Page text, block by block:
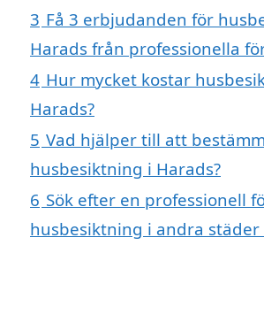
3 Få 3 erbjudanden för
Harads från professionella
4 Hur mycket kostar
Harads?
5 Vad hjälper till att
husbesiktning i Harads?
6 Sök efter en professionell
husbesiktning i andra städer